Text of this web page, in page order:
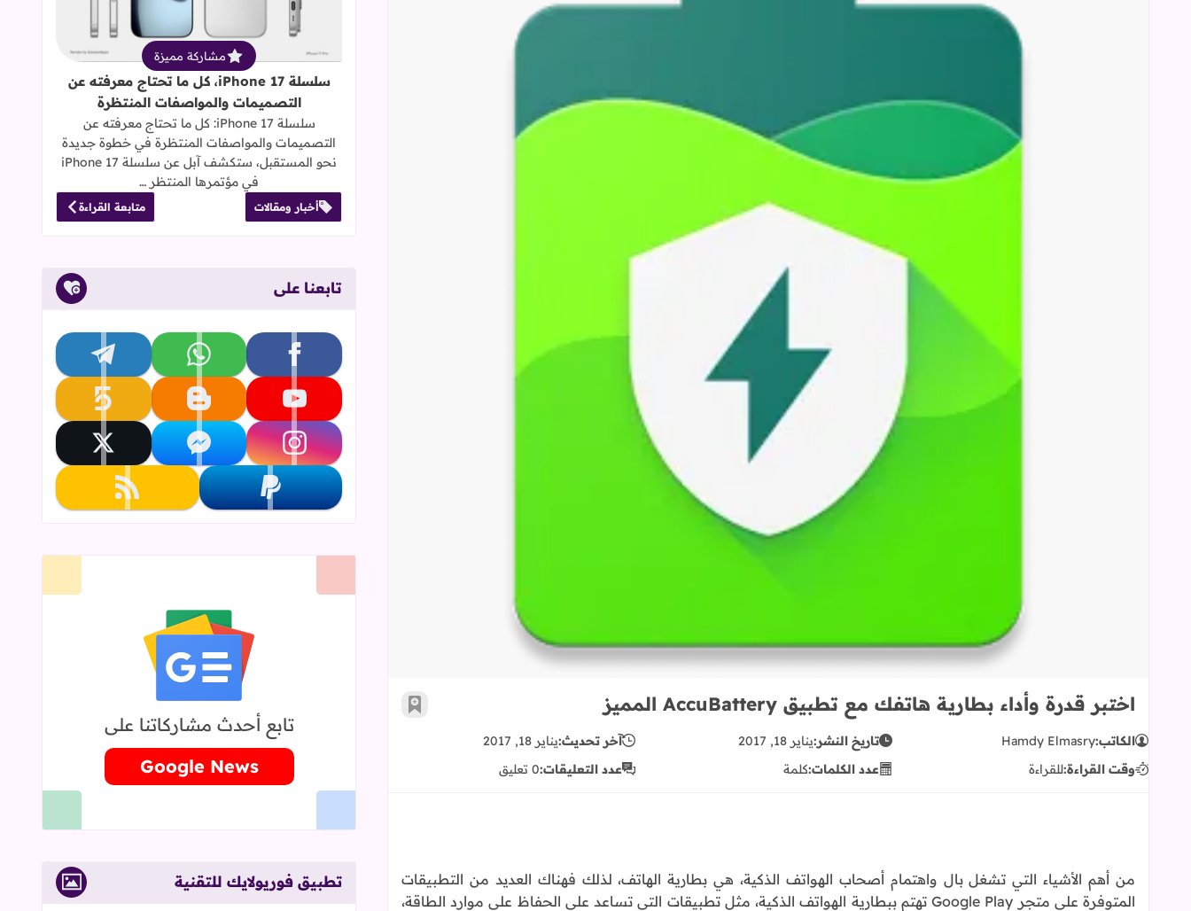
اختبر قدرة وأداء بطارية هاتفك مع تطبيق Accu​Battery المميز
اختبر قدرة وأداء بطارية هاتفك مع تطبيق Accu​Battery المميز أضف إلى العلامات المرجعية
الكاتب:Hamdy Elmasry تاريخ النشر:يناير 18, 2017 آخر تحديث:يناير 18, 2017
وقت القراءة:للقراءة عدد الكلمات:كلمة عدد التعليقات:0 تعليق
من أهم الأشياء التي تشغل بال واهتمام أصحاب الهواتف الذكية، هي بطارية الهاتف، لذلك فهناك العديد من التطبيقات
المتوفرة على متجر Google Play تهتم ببطارية الهواتف الذكية، مثل تطبيقات التي تساعد على الحفاظ على موارد الطاقة،
مشاركة مميزة
سلسلة iPhone 17، كل ما تحتاج معرفته عن
التصميمات والمواصفات المنتظرة
سلسلة iPhone 17: كل ما تحتاج معرفته عن
التصميمات والمواصفات المنتظرة في خطوة جديدة
نحو المستقبل، ستكشف آبل عن سلسلة iPhone 17
في مؤتمرها المنتظر …
أخبار ومقالات متابعة القراءة
تابعنا على
تابعنا على facebook تابعنا على whatsapp تابعنا على telegram
تابعنا على youtube تابعنا على blogger تابعنا على khamsat
تابعنا على instagram تابعنا على messenger تابعنا على x
تابعنا على paypal تابعنا على rss
تابع أحدث مشاركاتنا على
Google News
تطبيق فوريولايك للتقنية